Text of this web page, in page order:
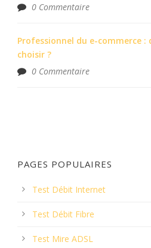
0 Commentaire
Professionnel du e-commerce
choisir ?
0 Commentaire
PAGES POPULAIRES
Test Débit Internet
Test Débit Fibre
Test Mire ADSL